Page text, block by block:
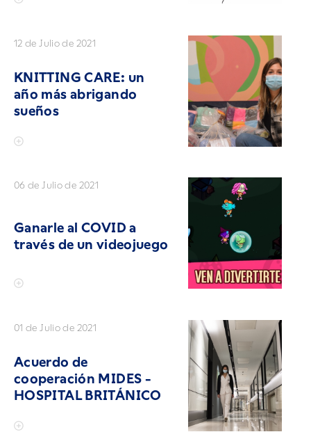
12 de Julio de 2021
KNITTING CARE: un
año más abrigando
sueños
06 de Julio de 2021
Ganarle al COVID a
través de un videojuego
01 de Julio de 2021
Acuerdo de
cooperación MIDES -
HOSPITAL BRITÁNICO